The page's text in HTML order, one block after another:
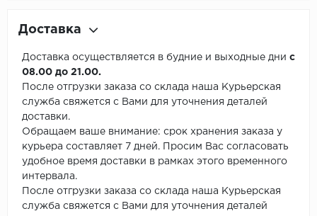
Доставка
Доставка осуществляется в будние и выходные дни с
08.00 до 21.00.
После отгрузки заказа со склада наша Курьерская
служба свяжется с Вами для уточнения деталей
доставки.
Обращаем ваше внимание: срок хранения заказа у
курьера составляет 7 дней. Просим Вас согласовать
удобное время доставки в рамках этого временного
интервала.
После отгрузки заказа со склада наша Курьерская
служба свяжется с Вами для уточнения деталей